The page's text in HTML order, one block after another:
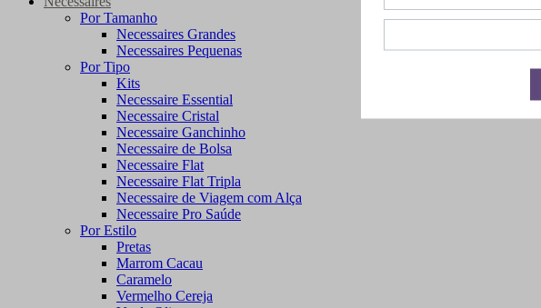
Por Tamanho
Necessaires Grandes
Necessaires Pequenas
Por Tipo
Kits
Necessaire Essential
Necessaire Cristal
Necessaire Ganchinho
Necessaire de Bolsa
Necessaire Flat
Necessaire Flat Tripla
Necessaire de Viagem com Alça
Necessaire Pro Saúde
Por Estilo
Pretas
Marrom Cacau
Caramelo
Vermelho Cereja